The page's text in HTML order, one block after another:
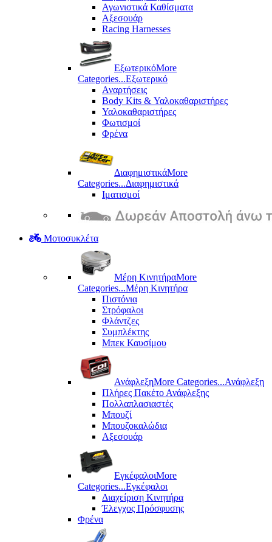
Αγωνιστικά Καθίσματα
Αξεσουάρ
Racing Harnesses
ΕξωτερικόMore
Categories...Εξωτερικό
Αναρτήσεις
Body Kits & Υαλοκαθαριστήρες
Υαλοκαθαριστήρες
Φωτισμοί
Φρένα
ΔιαφημιστικάMore
Categories...Διαφημιστικά
Ιματισμοί
Μοτοσυκλέτα
Μέρη KινητήραMore
Categories...Μέρη Kινητήρα
Πιστόνια
Στρόφαλοι
Φλάντζες
Συμπλέκτης
Μπεκ Καυσίμου
ΑνάφλεξηMore Categories...Ανάφλεξη
Πλήρες Πακέτο Ανάφλεξης
Πολλαπλασιαστές
Μπουζί
Μπουζοκαλώδια
Αξεσουάρ
ΕγκέφαλοιMore
Categories...Εγκέφαλοι
Διαχείριση Κινητήρα
Έλεγχος Πρόσφυσης
Φρένα